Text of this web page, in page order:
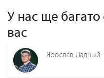
У нас ще багато
вас
Ярослав Ладный